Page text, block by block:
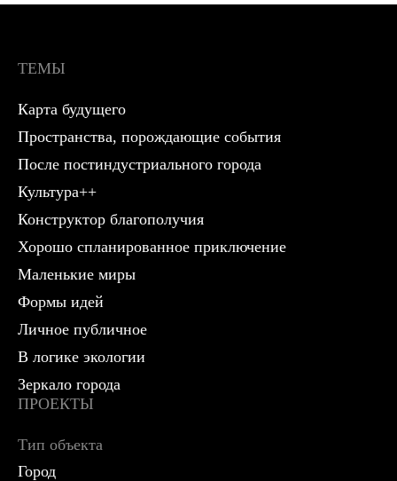
ТЕМЫ
Карта будущего
Пространства, порождающие события
После постиндустриального города
Культура++
Конструктор благополучия
Хорошо спланированное приключение
Маленькие миры
Формы идей
Личное публичное
В логике экологии
Зеркало города
ПРОЕКТЫ
Тип объекта
Город